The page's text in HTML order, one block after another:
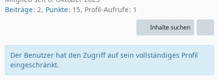
Beiträge 2 Punkte 15 Profil-Aufrufe 1
Inhalte suchen
Der Benutzer hat den Zugriff auf sein vollständiges Profil
eingeschränkt.